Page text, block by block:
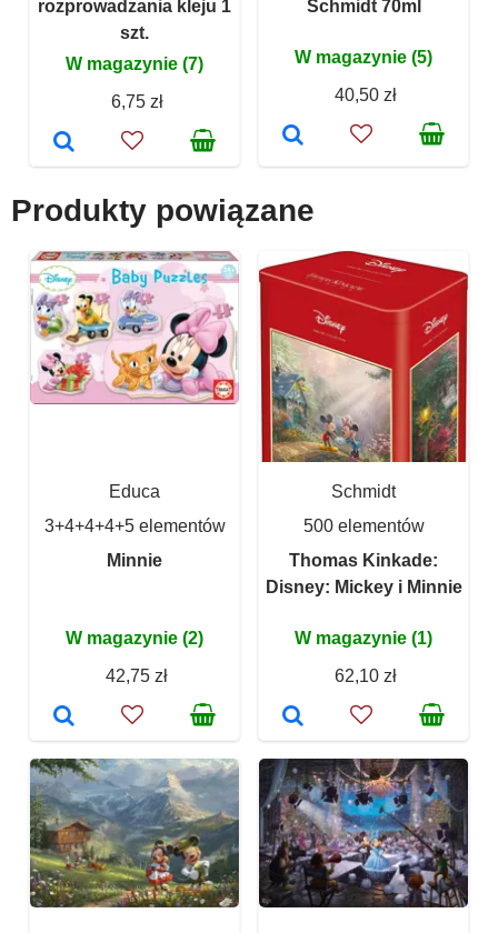
rozprowadzania kleju 1
szt.
W magazynie (7)
6,75 zł
Schmidt 70ml
W magazynie (5)
40,50 zł
Produkty powiązane
Educa
3+4+4+4+5 elementów
Minnie
W magazynie (2)
42,75 zł
Schmidt
500 elementów
Thomas Kinkade:
Disney: Mickey i Minnie
W magazynie (1)
62,10 zł